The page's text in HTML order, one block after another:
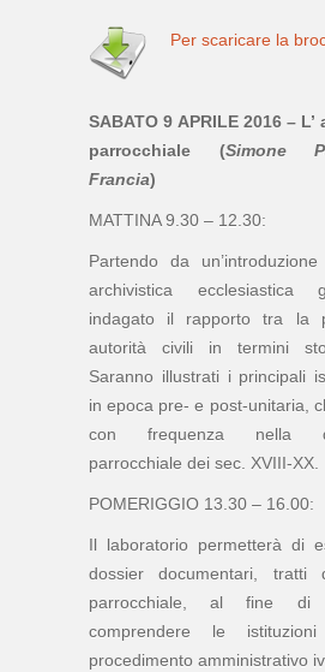
Per scaricare la
SABATO 9 APRILE 2016 –
parrocchiale (Simone
Francia)
MATTINA 9.30 – 12.30:
Partendo da
archivistica ecclesiastica
indagato il rapporto tra la
autorità civili in termini
Saranno illustrati i principali
in epoca pre- e post-unitaria,
con frequenza nella
parrocchiale dei sec. XVIII-XX.
POMERIGGIO 13.30 – 16.00:
Il laboratorio permetterà di
dossier documentari, tratti
parrocchiale, al fine di
comprendere le
procedimento amministrativo